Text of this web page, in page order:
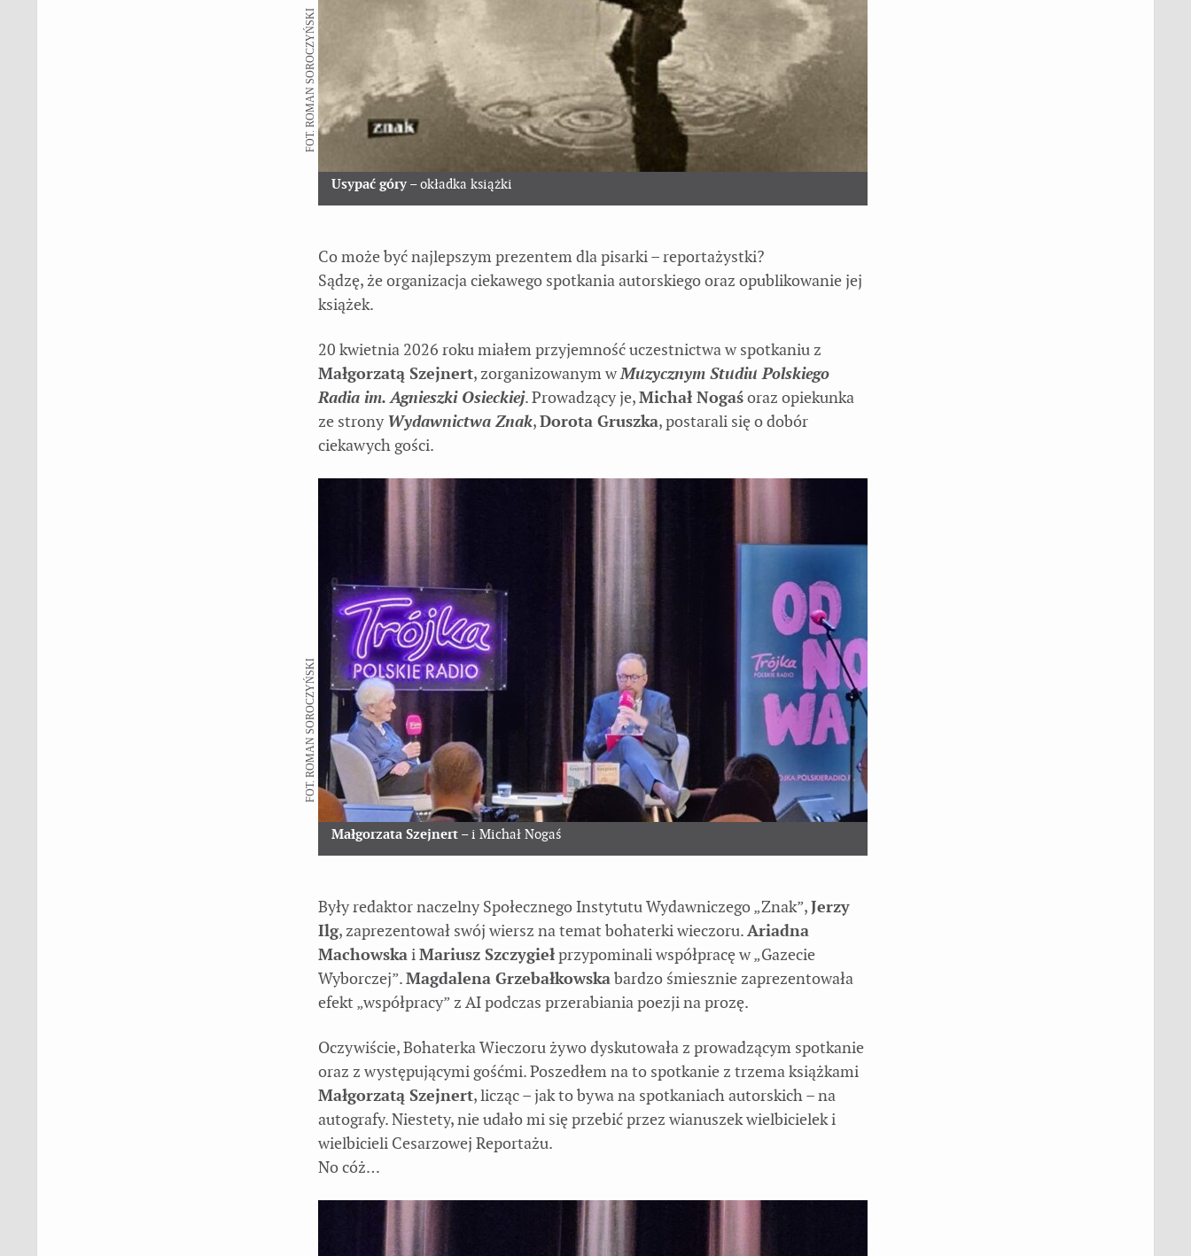
Usypać góry – okładka książki
FOT. ROMAN SOROCZYŃSKI
Co może być najlepszym prezentem dla pisarki – reportażystki?
Sądzę, że organizacja ciekawego spotkania autorskiego oraz opublikowanie jej
książek.
20 kwietnia 2026 roku miałem przyjemność uczestnictwa w spotkaniu z
Małgorzatą Szejnert, zorganizowanym wMuzycznym Studiu Polskiego
Radia im. Agnieszki Osieckiej. Prowadzący je,Michał Nogaśoraz opiekunka
ze stronyWydawnictwa Znak,Dorota Gruszka, postarali się o dobór
ciekawych gości.
Małgorzata Szejnert – i Michał Nogaś
FOT. ROMAN SOROCZYŃSKI
Były redaktor naczelny Społecznego Instytutu Wydawniczego „Znak”,Jerzy
Ilg, zaprezentował swój wiersz na temat bohaterki wieczoru.Ariadna
MachowskaiMariusz Szczygiełprzypominali współpracę w „Gazecie
Wyborczej”.Magdalena Grzebałkowskabardzo śmiesznie zaprezentowała
efekt „współpracy” z AI podczas przerabiania poezji na prozę.
Oczywiście, Bohaterka Wieczoru żywo dyskutowała z prowadzącym spotkanie
oraz z występującymi gośćmi. Poszedłem na to spotkanie z trzema książkami
Małgorzatą Szejnert, licząc – jak to bywa na spotkaniach autorskich – na
autografy. Niestety, nie udało mi się przebić przez wianuszek wielbicielek i
wielbicieli Cesarzowej Reportażu.
No cóż…